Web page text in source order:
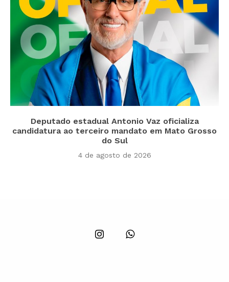
Deputado estadual Antonio Vaz oficializa
candidatura ao terceiro mandato em Mato Grosso
do Sul
4 de agosto de 2026